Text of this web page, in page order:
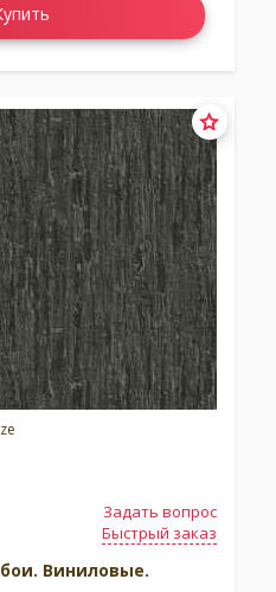
Задать вопрос
Быстрый заказ
Виниловые.